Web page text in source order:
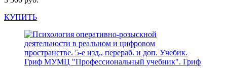
КУПИТЬ